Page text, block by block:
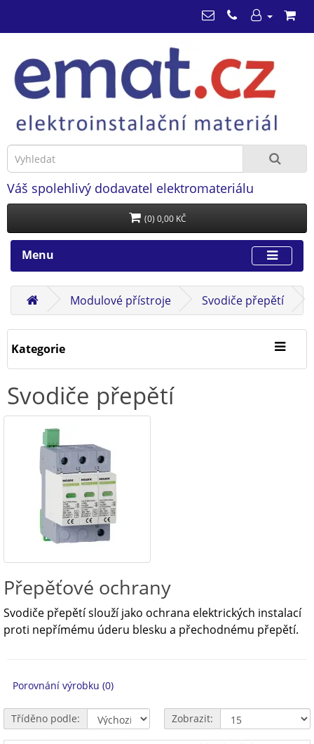
Váš spolehlivý dodavatel elektromateriálu
(0) 0,00 KČ
Menu
Modulové přístroje Svodiče přepětí
Kategorie
Svodiče přepětí
Přepěťové ochrany
Svodiče přepětí slouží jako ochrana elektrických instalací
proti nepřímému úderu blesku a přechodnému přepětí.
Porovnání výrobku (0)
Tříděno podle: Zobrazit: